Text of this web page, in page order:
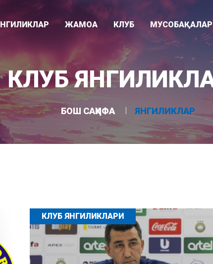
79"
ЖАМОА
Раҳбарият
Мураббийлар
Асосий жамоа
КЛУБ
Клуб тарихи
Клуб ҳақида
Стадион
МУСОБАҚАЛАР
Суперлига
Ўзбекистон кубоги
U-21 лигаси
КЛУБ
БОШ САҲИФА ЯНГИЛИКЛАР
КЛУБ ЯНГИЛИКЛАРИ